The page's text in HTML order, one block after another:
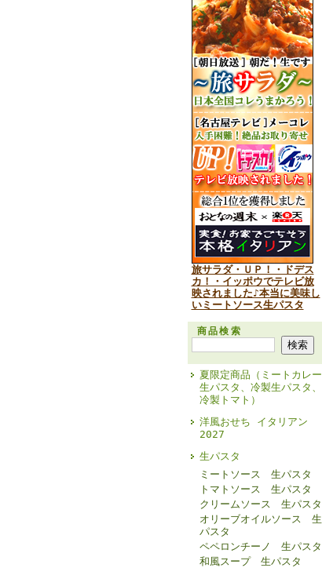
旅サラダ・ＵＰ！・ドデス
カ！・イッポウでテレビ放
映されました♪本当に美味し
いミートソース生パスタ
商品検索
夏限定商品（ミートカレー
生パスタ、冷製生パスタ、
冷製トマト）
洋風おせち イタリアン
2027
生パスタ
ミートソース 生パスタ
トマトソース 生パスタ
クリームソース 生パスタ
オリーブオイルソース 生
パスタ
ペペロンチーノ 生パスタ
和風スープ 生パスタ